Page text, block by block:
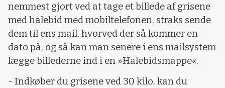
nemmest gjort ved at tage et billede af grisene
med halebid med mobiltelefonen, straks sende
dem til ens mail, hvorved der så kommer en
dato på, og så kan man senere i ens mailsystem
lægge billederne ind i en »Halebidsmappe«.
- Indkøber du grisene ved 30 kilo, kan du